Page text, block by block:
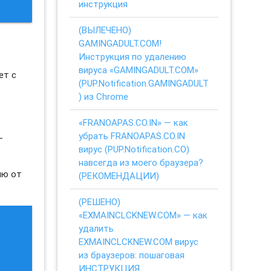
с
от
инструкция
(ВЫЛЕЧЕНО)
GAMINGADULT.COM!
Инструкция по удалению
вируса «GAMINGADULT.COM»
(PUP.Notification.GAMINGADULT
) из Chrome
«FRANOAPAS.CO.IN» — как
убрать FRANOAPAS.CO.IN
вирус (PUP.Notification.CO)
навсегда из моего браузера?
(РЕКОМЕНДАЦИИ)
(РЕШЕНО)
«EXMAINCLCKNEW.COM» — как
удалить
EXMAINCLCKNEW.COM вирус
из браузеров: пошаговая
ИНСТРУКЦИЯ